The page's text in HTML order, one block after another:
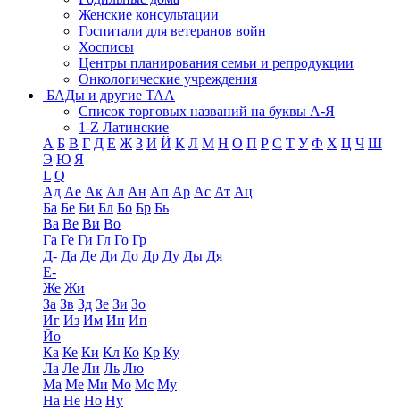
Женские консультации
Госпитали для ветеранов войн
Хосписы
Центры планирования семьи и репродукции
Онкологические учреждения
БАДы и другие ТАА
Список торговых названий на буквы А-Я
1-Z Латинские
А Б В Г Д Е Ж З И Й К Л М Н О П Р С Т У Ф Х Ц Ч Ш
Э Ю Я
L Q
Ад Ае Ак Ал Ан Ап Ар Ас Ат Ац
Ба Бе Би Бл Бо Бр Бь
Ва Ве Ви Во
Га Ге Ги Гл Го Гр
Д- Да Де Ди До Др Ду Ды Дя
Е-
Же Жи
За Зв Зд Зе Зи Зо
Иг Из Им Ин Ип
Йо
Ка Ке Ки Кл Ко Кр Ку
Ла Ле Ли Ль Лю
Ма Ме Ми Мо Мс Му
На Не Но Ну